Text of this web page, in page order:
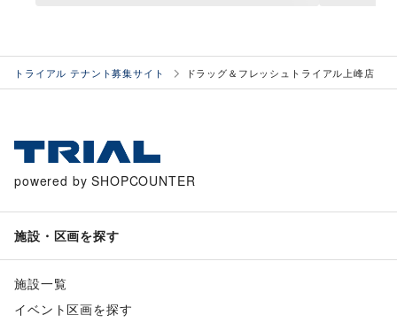
トライアル テナント募集サイト ドラッグ＆フレッシュトライアル上峰店
powered by SHOPCOUNTER
施設・区画を探す
施設一覧
イベント区画を探す